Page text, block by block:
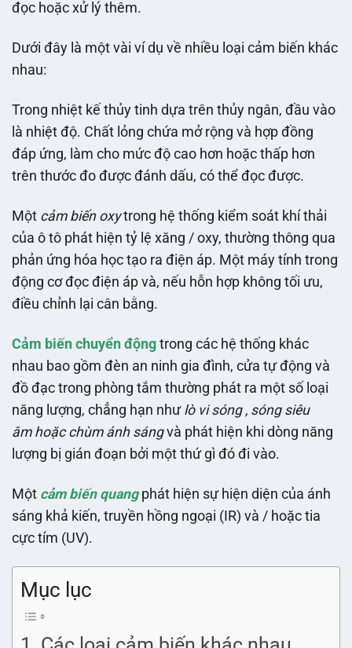
đọc hoặc xử lý thêm.
Dưới đây là một vài ví dụ về nhiều loại cảm biến khác
nhau:
Trong nhiệt kế thủy tinh dựa trên thủy ngân, đầu vào
là nhiệt độ. Chất lỏng chứa mở rộng và hợp đồng
đáp ứng, làm cho mức độ cao hơn hoặc thấp hơn
trên thước đo được đánh dấu, có thể đọc được.
Một cảm biến oxytrong hệ thống kiểm soát khí thải
của ô tô phát hiện tỷ lệ xăng / oxy, thường thông qua
phản ứng hóa học tạo ra điện áp. Một máy tính trong
động cơ đọc điện áp và, nếu hỗn hợp không tối ưu,
điều chỉnh lại cân bằng.
Cảm biến chuyển động trong các hệ thống khác
nhau bao gồm đèn an ninh gia đình, cửa tự động và
đồ đạc trong phòng tắm thường phát ra một số loại
năng lượng, chẳng hạn như lò vi sóng , sóng siêu
âm hoặc chùm ánh sángvà phát hiện khi dòng năng
lượng bị gián đoạn bởi một thứ gì đó đi vào.
Một cảm biến quangphát hiện sự hiện diện của ánh
sáng khả kiến, truyền hồng ngoại (IR) và / hoặc tia
cực tím (UV).
Mục lục